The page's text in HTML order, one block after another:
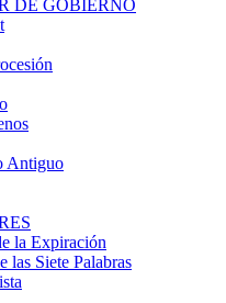
DE GOBIERNO
Antiguo
la Expiración
las Siete Palabras